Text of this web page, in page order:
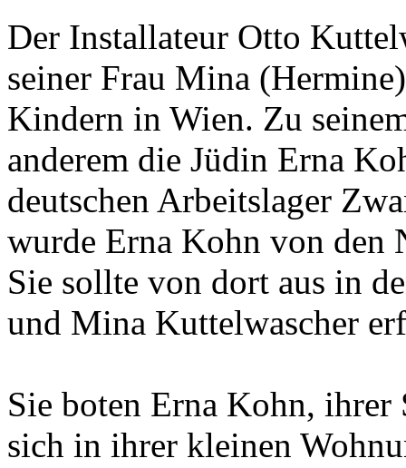
Der Installateur Otto
seiner Frau Mina
Kindern in Wien. Zu
anderem die Jüdin Erna
deutschen Arbeitslager
wurde Erna Kohn von den
Sie sollte von dort aus in
und Mina Kuttelwascher
Sie boten Erna Kohn,
sich in ihrer kleinen